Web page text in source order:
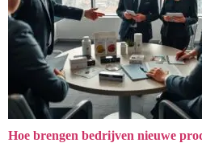
Hoe brengen bedrijven nieuwe